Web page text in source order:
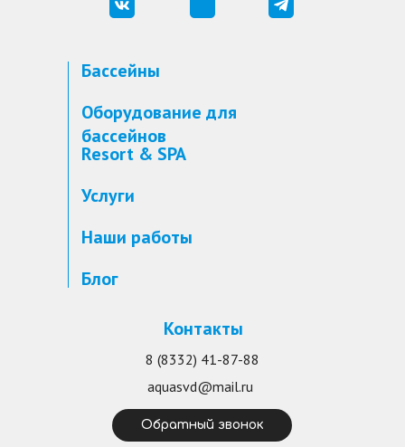
Бассейны
Оборудование для
бассейнов
Resort & SPA
Услуги
Наши работы
Блог
Контакты
8 (8332) 41-87-88
aquasvd@mail.ru
Обратный звонок